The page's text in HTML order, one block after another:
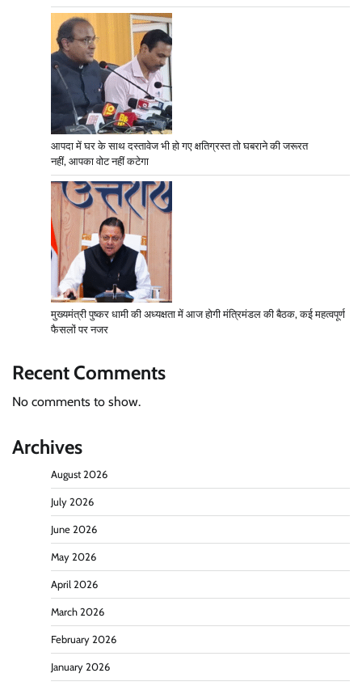
आपदा में घर के साथ दस्तावेज भी हो गए क्षतिग्रस्त तो घबराने की जरूरत
नहीं, आपका वोट नहीं कटेगा
मुख्यमंत्री पुष्कर धामी की अध्यक्षता में आज होगी मंत्रिमंडल की बैठक, कई महत्वपूर्ण
फैसलों पर नजर
Recent Comments
No comments to show.
Archives
August 2026
July 2026
June 2026
May 2026
April 2026
March 2026
February 2026
January 2026